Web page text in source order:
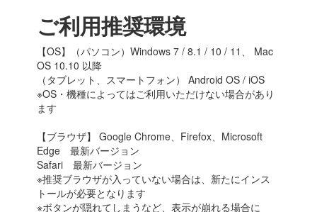
ご利用推奨環境
【OS】（パソコン）Windows 7 / 8.1 / 10 / 11、 Mac
OS 10.10 以降
（タブレット、スマートフォン） Android OS / iOS
※OS・機種によってはご利用いただけない場合があり
ます
【ブラウザ】 Google Chrome、Firefox、Microsoft
Edge 最新バージョン
Safari 最新バージョン
※推奨ブラウザが入っていない場合は、新たにインス
トールが必要となります
※ボタンが隠れてしまうなど、表示が崩れる場合に